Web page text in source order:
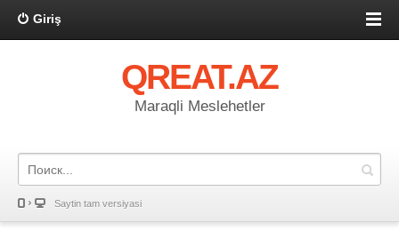
Giriş
QREAT.AZ
Maraqli Meslehetler
Saytin tam versiyasi